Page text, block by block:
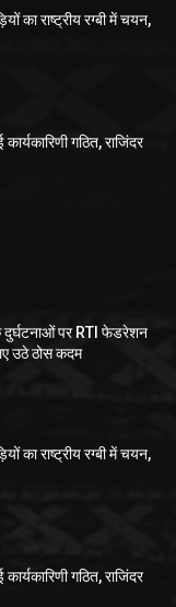
का राष्ट्रीय रग्बी में चयन,
गठित, राजिंदर
दुर्घटनाओं पर RTI फेडरेशन
उठे ठोस कदम
का राष्ट्रीय रग्बी में चयन,
गठित, राजिंदर